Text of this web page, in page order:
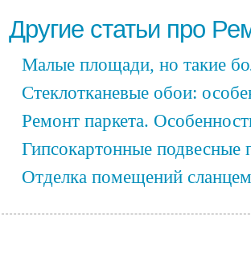
Другие статьи про
Малые площади, но такие
Стеклотканевые обои:
Ремонт паркета.
Гипсокартонные подвесные
Отделка помещений